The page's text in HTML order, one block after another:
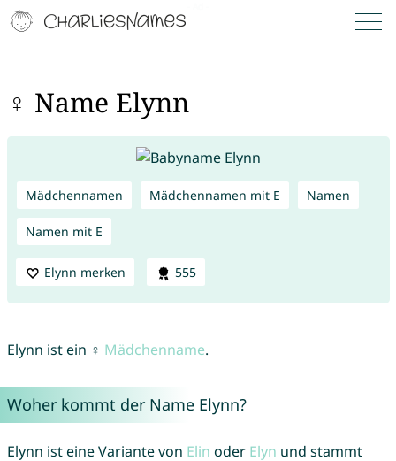
♀ Name Elynn
Mädchennamen Mädchennamen mit E Namen
Namen mit E
Elynn merken 555
Elynn ist ein ♀ Mädchenname.
Woher kommt der Name Elynn?
Elynn ist eine Variante von Elin oder Elyn und stammt